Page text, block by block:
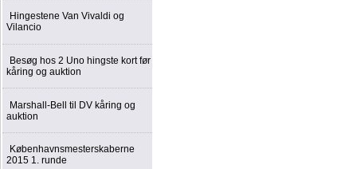
Hingestene Van Vivaldi og
Vilancio
Besøg hos 2 Uno hingste kort før
kåring og auktion
Marshall-Bell til DV kåring og
auktion
Københavnsmesterskaberne
2015 1. runde